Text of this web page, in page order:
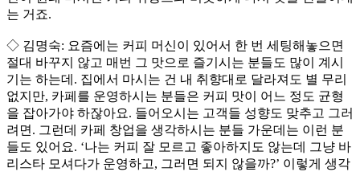
는 거죠.
◇ 김명숙: 요즘에는 커피 머신이 있어서 한 번 세팅해놓으면
절대 바꾸지 않고 매번 그 맛으로 즐기시는 분들도 많이 계시
기는 하는데. 집에서 마시는 건 내 취향대로 달라져도 별 무리
없지만, 카페를 운영하시는 분들은 커피 맛이 어느 정도 균형
을 잡아가야 하잖아요. 들어오시는 고객들 성향도 맞추고 그러
려면. 그런데 카페 창업을 생각하시는 분들 가운데는 이런 분
들도 있어요. ‘나는 커피 잘 모르고 좋아하지도 않는데 그냥 바
리스타 모셔다가 운영하고, 그러면 되지 않을까?’ 이렇게 생각